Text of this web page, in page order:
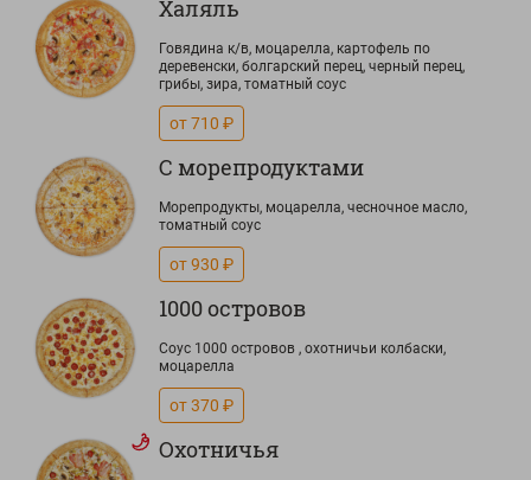
Халяль
Говядина к/в, моцарелла, картофель по
деревенски, болгарский перец, черный перец,
грибы, зира, томатный соус
от 710 ₽
С морепродуктами
Морепродукты, моцарелла, чесночное масло,
томатный соус
от 930 ₽
1000 островов
Соус 1000 островов , охотничьи колбаски,
моцарелла
от 370 ₽
Охотничья